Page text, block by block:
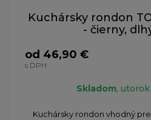
Kuchársky rondon
- čierny,
od 46,90 €
s DPH
Skladom, utorok
​Kuchársky rondon vhodný